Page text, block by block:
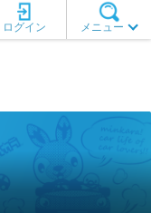
メニュー
ログイン